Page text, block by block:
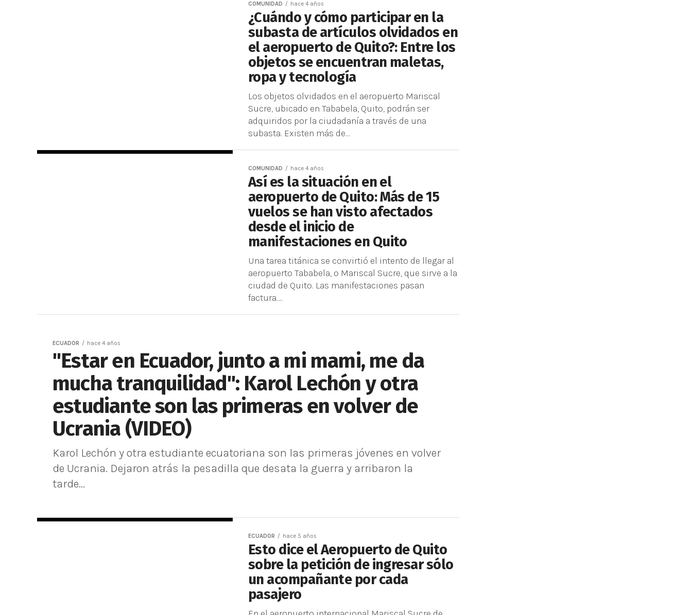
COMUNIDAD hace 4 años
¿Cuándo y cómo participar en la
subasta de artículos olvidados en
el aeropuerto de Quito?: Entre los
objetos se encuentran maletas,
ropa y tecnología
Los objetos olvidados en el aeropuerto Mariscal
Sucre, ubicado en Tababela, Quito, podrán ser
adquiridos por la ciudadanía a través de una
subasta. Existen más de...
COMUNIDAD hace 4 años
Así es la situación en el
aeropuerto de Quito: Más de 15
vuelos se han visto afectados
desde el inicio de
manifestaciones en Quito
Una tarea titánica se convirtió el intento de llegar al
aeropuerto Tababela, o Mariscal Sucre, que sirve a la
ciudad de Quito. Las manifestaciones pasan
factura....
ECUADOR hace 4 años
"Estar en Ecuador, junto a mi mami, me da
mucha tranquilidad": Karol Lechón y otra
estudiante son las primeras en volver de
Ucrania (VIDEO)
Karol Lechón y otra estudiante ecuatoriana son las primeras jóvenes en volver
de Ucrania. Dejaron atrás la pesadilla que desata la guerra y arribaron la
tarde...
ECUADOR hace 5 años
Esto dice el Aeropuerto de Quito
sobre la petición de ingresar sólo
un acompañante por cada
pasajero